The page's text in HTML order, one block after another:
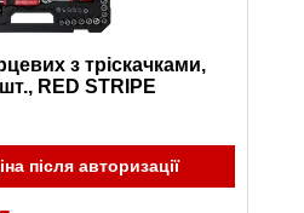
з тріскачками,
RED STRIPE
після авторизації